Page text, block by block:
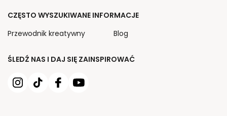
ŚLEDŹ NAS I DAJ SIĘ ZAINSPIROWAĆ
CZĘSTO WYSZUKIWANE INFORMACJE
Przewodnik kreatywny
Blog